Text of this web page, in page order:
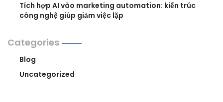
Tích hợp AI vào marketing automation: kiến trúc
công nghệ giúp giảm việc lặp
Categories
Blog
Uncategorized